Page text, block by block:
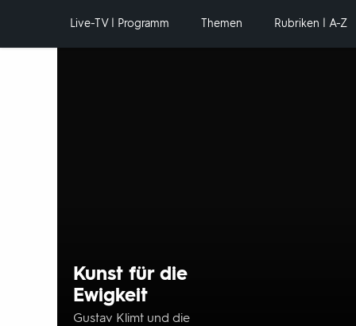
Live-TV | Programm Themen Rubriken | A-Z
Kunst für die
Ewigkeit
Gustav Klimt und die